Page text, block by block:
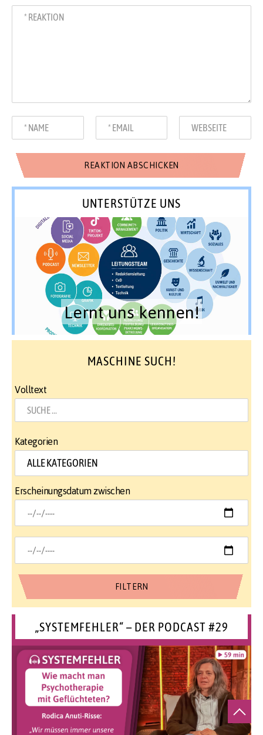
UNTERSTÜTZE UNS
Lernt uns kennen!
MASCHINE SUCH!
Volltext
Kategorien
Erscheinungsdatum zwischen
„SYSTEMFEHLER“ – DER PODCAST #29